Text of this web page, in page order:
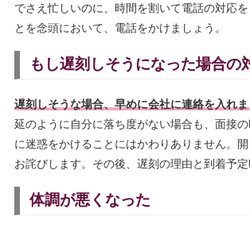
でさえ忙しいのに、時間を割いて電話の対応を
とを念頭において、電話をかけましょう。
もし遅刻しそうになった場合の
遅刻しそうな場合、早めに会社に連絡を入れま
延のように自分に落ち度がない場合も、面接
に迷惑をかけることにはかわりありません。
お詫びします。その後、遅刻の理由と到着予定
体調が悪くなった